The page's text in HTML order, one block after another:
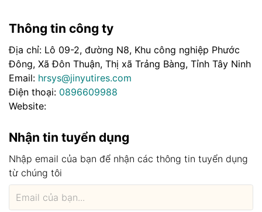
Thông tin công ty
Địa chỉ: Lô 09-2, đường N8, Khu công nghiệp Phước
Đông, Xã Đôn Thuận, Thị xã Trảng Bàng, Tỉnh Tây Ninh
Email: hrsys@jinyutires.com
Điện thoại: 0896609988
Website:
Nhận tin tuyển dụng
Nhập email của bạn để nhận các thông tin tuyển dụng
từ chúng tôi